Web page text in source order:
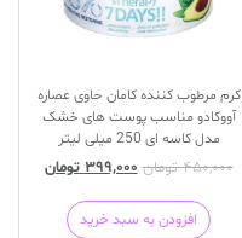
کرم مرطوب کننده کامان حاوی عصاره
آووکادو مناسب پوست های خشک
مدل کاسه ای 250 میلی لیتر
۴۵۰,۰۰۰ تومان ۳۹۹,۰۰۰ تومان
افزودن به سبد خرید